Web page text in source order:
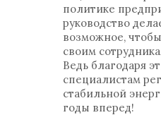
политике
руководство
возможное,
своим
Ведь благодаря
специалистам
стабильной
годы вперед!